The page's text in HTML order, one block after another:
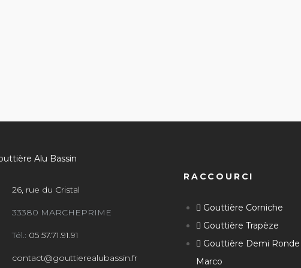
26, rue du Cristal
33380 MARCHEPRIME
Tél.: 05 57.71.91.91
contact@gouttierealubassin.fr
RACCOURCI
Gouttière Corniche
Gouttière Trapèze
Gouttière Demi Ronde
Marco